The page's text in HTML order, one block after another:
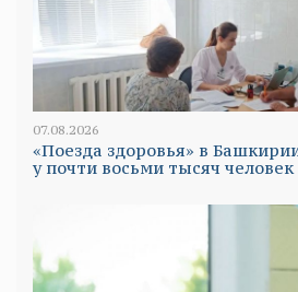
07.08.2026
«Поезда здоровья» в
у почти восьми тысяч человек